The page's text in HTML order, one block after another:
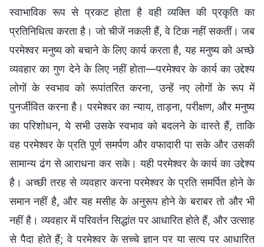
स्वाभाविक रूप से प्रकट होता है वही व्यक्ति की प्रकृति का
प्रतिनिधित्व करता है। जो चीजें नकली हैं, वे टिक नहीं सकतीं। जब
परमेश्वर मनुष्य को बचाने के लिए कार्य करता है, यह मनुष्य को अच्छे
व्यवहार का गुण देने के लिए नहीं होता—परमेश्वर के कार्य का उद्देश्य
लोगों के स्वभाव को रूपांतरित करना, उन्हें नए लोगों के रूप में
पुनर्जीवित करना है। परमेश्वर का न्याय, ताड़ना, परीक्षण, और मनुष्य
का परिशोधन, ये सभी उसके स्वभाव को बदलने के वास्ते हैं, ताकि
वह परमेश्वर के प्रति पूर्ण समर्पण और वफादारी पा सके और उसकी
सामान्य ढंग से आराधना कर सके। यही परमेश्वर के कार्य का उद्देश्य
है। अच्छी तरह से व्यवहार करना परमेश्वर के प्रति समर्पित होने के
समान नहीं है, और यह मसीह के अनुरूप होने के बराबर तो और भी
नहीं है। व्यवहार में परिवर्तन सिद्धांत पर आधारित होते हैं, और उत्साह
से पैदा होते हैं; वे परमेश्वर के सच्चे ज्ञान पर या सत्य पर आधारित